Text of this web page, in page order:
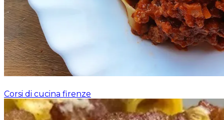
Corsi di cucina firenze